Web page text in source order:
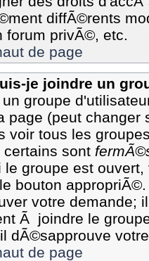
diffÃ©rents
forum privÃ©, etc.
de page
je joindre un
un groupe
page (peut changer
voir tous les
certains sont
le groupe est
bouton
votre demande;
Ã joindre le
dÃ©sapprouve
de page